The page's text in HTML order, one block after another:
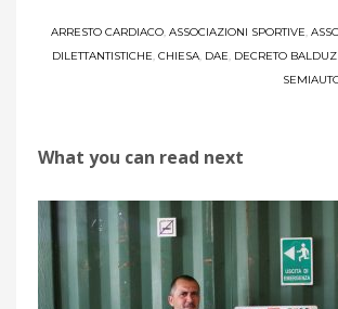
ARRESTO CARDIACO, ASSOCIAZIONI SPORTIVE,
DILETTANTISTICHE, CHIESA, DAE, DECRETO
What you can read next